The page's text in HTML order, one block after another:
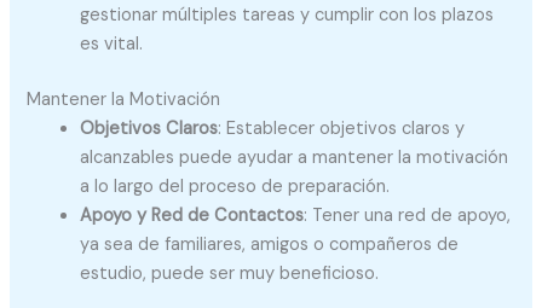
gestionar múltiples tareas y cumplir con los plazos
es vital.
Mantener la Motivación
Objetivos Claros: Establecer objetivos claros y
alcanzables puede ayudar a mantener la motivación
a lo largo del proceso de preparación.
Apoyo y Red de Contactos: Tener una red de apoyo,
ya sea de familiares, amigos o compañeros de
estudio, puede ser muy beneficioso.